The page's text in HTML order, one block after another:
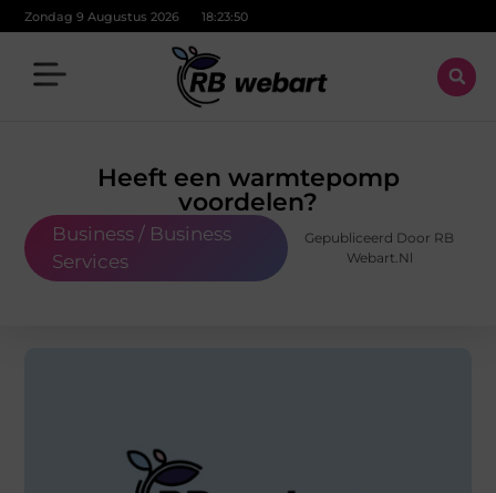
Zondag 9 Augustus 2026 18:23:51
Heeft een warmtepomp
voordelen?
Business / Business
Services
Gepubliceerd Door RB
Webart.nl